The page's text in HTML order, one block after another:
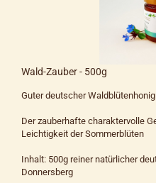
Wald-Zauber - 500g
Guter deutscher
Der zauberhafte charaktervolle
Leichtigkeit der Sommerblüten
Inhalt: 500g reiner natürlicher
Donnersberg